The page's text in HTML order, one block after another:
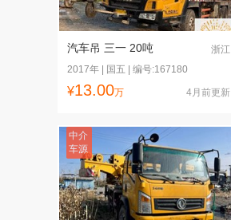
汽车吊 三一 20吨
浙江
2017年 | 国五 | 编号:167180
¥13.00万 4月前更新
中介
车源